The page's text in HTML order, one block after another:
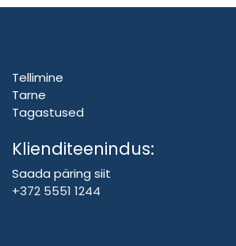
Tellimine
Tarne
Tagastused
Klienditeenindus:
Saada päring siit
+372 5551 1244